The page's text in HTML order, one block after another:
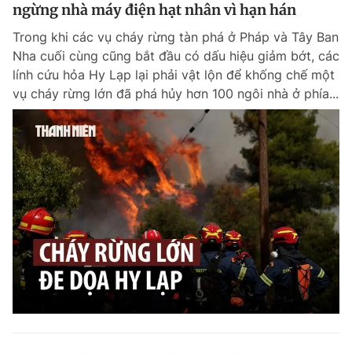
Giấy phép xuất bản số 110/GP - BTTTT cấp ngày 24.3.2020
dưới mọi hình thức nếu không có sự chấp thuận bằng văn bản.
Phát triển bởi ePi Technologies, JSC.
ngừng nhà máy điện hạt nhân vì hạn hán
Trong khi các vụ cháy rừng tàn phá ở Pháp và Tây Ban
Nha cuối cùng cũng bắt đầu có dấu hiệu giảm bớt, các
lính cứu hỏa Hy Lạp lại phải vật lộn để khống chế một
vụ cháy rừng lớn đã phá hủy hơn 100 ngôi nhà ở phía...